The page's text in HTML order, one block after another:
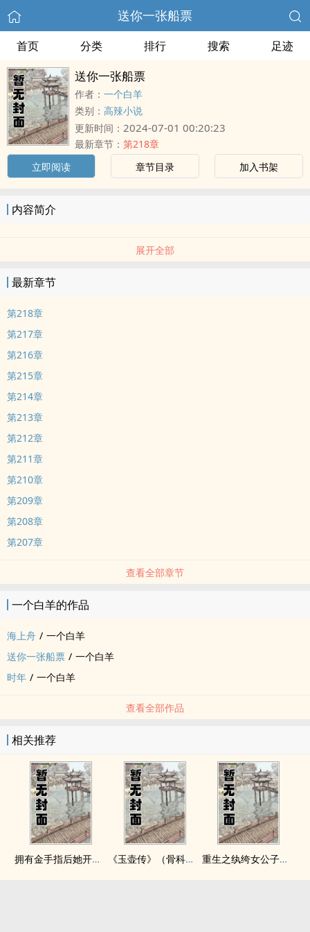
送你一张船票
首页 分类 排行 搜索 足迹
送你一张船票
作者： 一个白羊
类别： 高辣小说
更新时间： 2024-07-01 00:20:23
最新章节： 第218章
立即阅读
章节目录 加入书架
内容简介
展开全部
最新章节
第218章
第217章
第216章
第215章
第214章
第213章
第212章
第211章
第210章
第209章
第208章
第207章
查看全部章节
一个白羊的作品
海上舟 / 一个白羊
送你一张船票 / 一个白羊
时年 / 一个白羊
查看全部作品
相关推荐
拥有金手指后她开始为所欲为（nph） 《玉壶传》（骨科）（兄妹）（np） 重生之纨绔女公子（NPH）